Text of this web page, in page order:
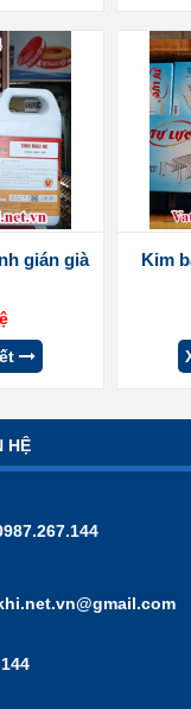
gián già Kim
HỆ